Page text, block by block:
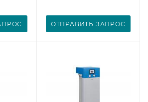
ОТПРАВИТЬ ЗАПРОС